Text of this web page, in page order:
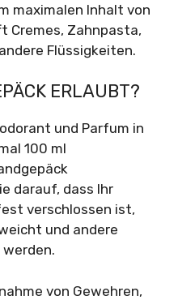
maximalen Inhalt von
Cremes, Zahnpasta,
Flüssigkeiten.
ERLAUBT?
und Parfum in
100 ml
darauf, dass Ihr
verschlossen ist,
und andere
von Gewehren,